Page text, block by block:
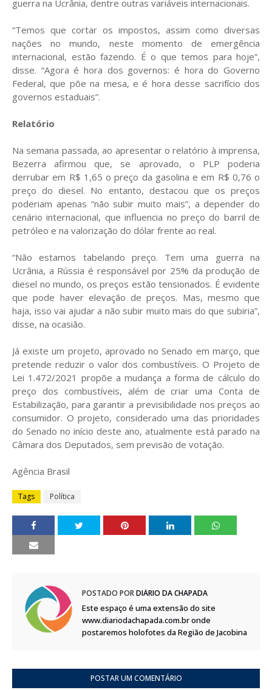
guerra na Ucrânia, dentre outras variáveis internacionais.
“Temos que cortar os impostos, assim como diversas
nações no mundo, neste momento de emergência
internacional, estão fazendo. É o que temos para hoje”,
disse. “Agora é hora dos governos: é hora do Governo
Federal, que põe na mesa, e é hora desse sacrifício dos
governos estaduais”.
Relatório
Na semana passada, ao apresentar o relatório à imprensa,
Bezerra afirmou que, se aprovado, o PLP poderia
derrubar em R$ 1,65 o preço da gasolina e em R$ 0,76 o
preço do diesel. No entanto, destacou que os preços
poderiam apenas “não subir muito mais”, a depender do
cenário internacional, que influencia no preço do barril de
petróleo e na valorização do dólar frente ao real.
“Não estamos tabelando preço. Tem uma guerra na
Ucrânia, a Rússia é responsável por 25% da produção de
diesel no mundo, os preços estão tensionados. É evidente
que pode haver elevação de preços. Mas, mesmo que
haja, isso vai ajudar a não subir muito mais do que subiria”,
disse, na ocasião.
Já existe um projeto, aprovado no Senado em março, que
pretende reduzir o valor dos combustíveis. O Projeto de
Lei 1.472/2021 propõe a mudança a forma de cálculo do
preço dos combustíveis, além de criar uma Conta de
Estabilização, para garantir a previsibilidade nos preços ao
consumidor. O projeto, considerado uma das prioridades
do Senado no início deste ano, atualmente está parado na
Câmara dos Deputados, sem previsão de votação.
Agência Brasil
Tags Política
POSTADO PORDIÁRIO DA CHAPADA
Este espaço é uma extensão do site
www.diariodachapada.com.br onde
postaremos holofotes da Região de Jacobina
POSTAR UM COMENTÁRIO